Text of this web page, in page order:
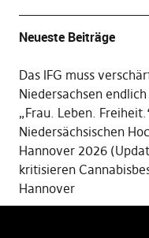
Neueste Beiträge
Das IFG muss
Niedersachsen
„Frau. Leben.
Niedersächsischen
Hannover 2026
kritisieren
Hannover